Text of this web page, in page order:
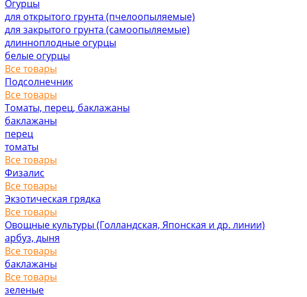
Огурцы
для открытого грунта (пчелоопыляемые)
для закрытого грунта (самоопыляемые)
длинноплодные огурцы
белые огурцы
Все товары
Подсолнечник
Все товары
Томаты, перец, баклажаны
баклажаны
перец
томаты
Все товары
Физалис
Все товары
Экзотическая грядка
Все товары
Овощные культуры (Голландская, Японская и др. линии)
арбуз, дыня
Все товары
баклажаны
Все товары
зеленые